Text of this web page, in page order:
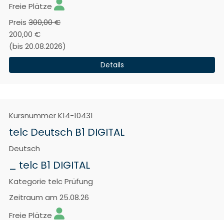
Freie Plätze
Preis 300,00 €
200,00 €
(bis 20.08.2026)
Details
KursnummerK14-10431
telc Deutsch B1 DIGITAL
Deutsch
_ telc B1 DIGITAL
Kategorie telc Prüfung
Zeitraum am 25.08.26
Freie Plätze